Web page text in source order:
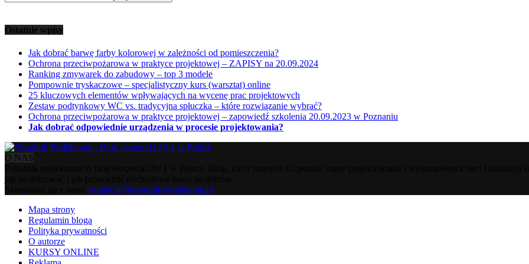
Ostatnie wpisy
Jak dobrać barwę farby kolorowej w zależności od pomieszczenia?
Ochrona przeciwpożarowa w praktyce projektowej – ZAPISY na 20.09.2024
Ranking zmywarek do zabudowy – top 3 modele
Pompownie tryskaczowe – specjalistyczny kurs (warsztat) online
25 kluczowych elementów wpływających na wycenę prac projektowych
Zestaw podtynkowy WC vs. tradycyjna spłuczka – które rozwiązanie wybrać?
Ochrona przeciwpożarowa w praktyce projektowej – zapowiedź szkolenia 20.09.2023 w Poznaniu
Jak dobrać odpowiednie urządzenia w procesie projektowania?
O NAS
redakcja@poradnikprojektanta.pl
Mapa strony
Regulamin bloga
Polityka prywatności
O autorze
KURSY ONLINE